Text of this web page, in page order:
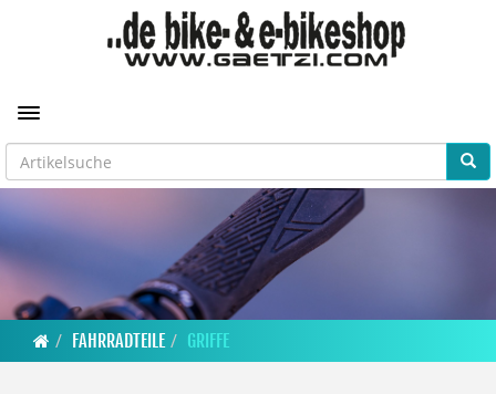
Toggle navigation
FAHRRADTEILE GRIFFE